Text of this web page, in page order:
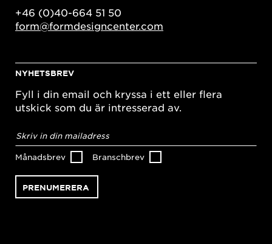
+46 (0)40-664 51 50
form@formdesigncenter.com
NYHETSBREV
Fyll i din email och kryssa i ett eller flera
utskick som du är intresserad av.
postadress*
Månadsbrev Branschbrev